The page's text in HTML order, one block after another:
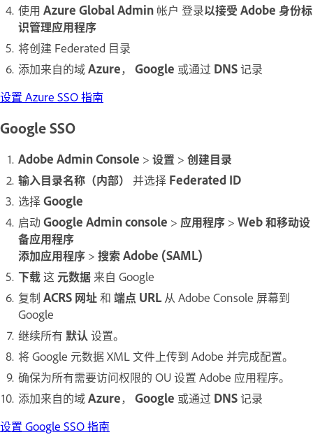
使用 Azure Global Admin 帐户 登录以接受 Adobe 身份标
识管理应用程序
将创建 Federated 目录
添加来自的域Azure， Google 或通过 DNS记录
设置 Azure SSO 指南
Google SSO
Adobe Admin Console > 设置 > 创建目录
输入目录名称（内部）
并选择 Federated ID
选择Google
启动 Google Admin console > 应用程序 > Web 和移动设
备应用程序
添加应用程序 > 搜索 Adobe (SAML)
下载这 元数据 来自 Google
复制 ACRS 网址和 端点 URL从 Adobe Console 屏幕到
Google
继续所有 默认 设置。
将 Google 元数据 XML 文件上传到 Adobe 并完成配置。
确保为所有需要访问权限的 OU 设置 Adobe 应用程序。
添加来自的域Azure， Google 或通过 DNS记录
设置 Google SSO 指南